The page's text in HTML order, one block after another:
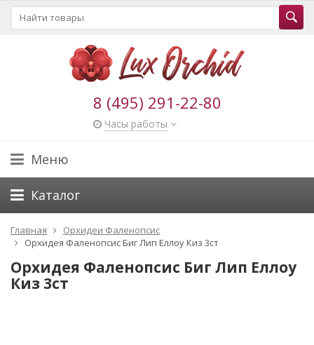
8 (495) 291-22-80
Часы работы
Меню
Каталог
Главная
Орхидеи Фаленопсис
Орхидея Фаленопсис Биг Лип Еллоу Киз 3ст
Орхидея Фаленопсис Биг Лип Еллоу
Киз 3ст